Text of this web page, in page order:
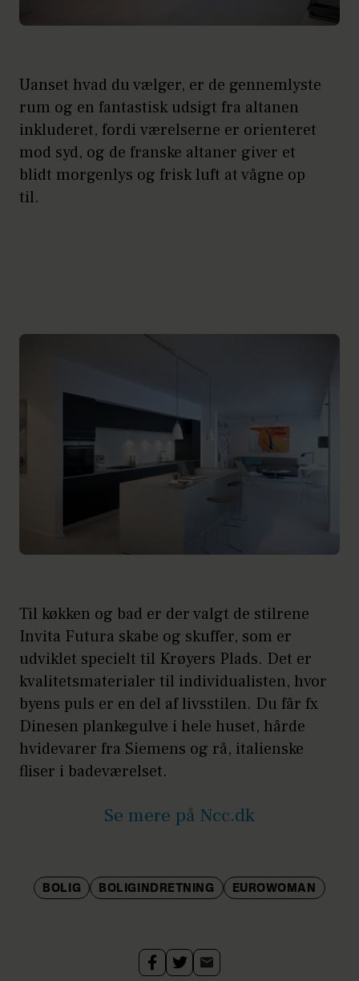
Uanset hvad du vælger, er de gennemlyste
rum og en fantastisk udsigt fra altanen
inkluderet, fordi værelserne er orienteret
mod syd, og de franske altaner giver et
blidt morgenlys og frisk luft at vågne op
til.
Til køkken og bad er der valgt de stilrene
Invita Futura skabe og skuffer, som er
udviklet specielt til Krøyers Plads. Det er
kvalitetsmaterialer til individualisten, hvor
byens puls er en del af livsstilen. Du får fx
Dinesen plankegulve i hele huset, hårde
hvidevarer fra Siemens og rå, italienske
fliser i badeværelset.
Se mere på Ncc.dk
BOLIG BOLIGINDRETNING EUROWOMAN